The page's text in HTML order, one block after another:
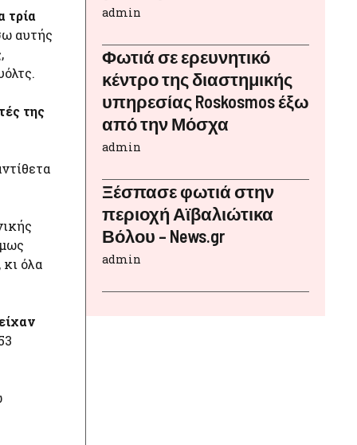
τρία
αυτής
της
όλα
admin
Φωτιά σε ερευνητικό
κέντρο της διαστημικής
υπηρεσίας Roskosmos έξω
από την Μόσχα
admin
Ξέσπασε φωτιά στην
περιοχή Αϊβαλιώτικα
Βόλου – News.gr
admin